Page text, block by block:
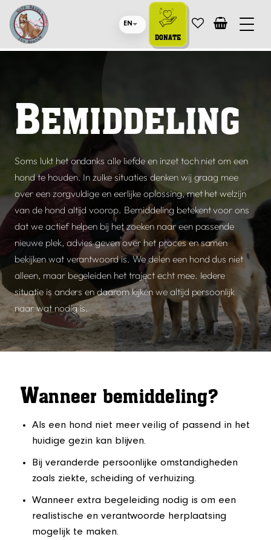
EN
DONATE
BEMIDDELING
Soms lukt het ondanks alle liefde en inzet toch niet om een
hond te houden. In zulke situaties denken wij graag mee
over een zorgvuldige en eerlijke oplossing, met het welzijn
van de hond altijd voorop. Bemiddeling betekent voor ons
dat we actief helpen bij het zoeken naar een passende
nieuwe plek, advies geven over het proces en samen
bekijken wat verantwoord is. We delen een hond dus niet
alleen, maar begeleiden het traject echt mee. Iedere
situatie is anders en daarom kijken we altijd persoonlijk
naar wat nodig is.
Wanneer bemiddeling?
Als een hond niet meer veilig of passend in het
huidige gezin kan blijven.
Bij veranderde persoonlijke omstandigheden
zoals ziekte, scheiding of verhuizing.
Wanneer extra begeleiding nodig is om een
realistische en verantwoorde herplaatsing
mogelijk te maken.